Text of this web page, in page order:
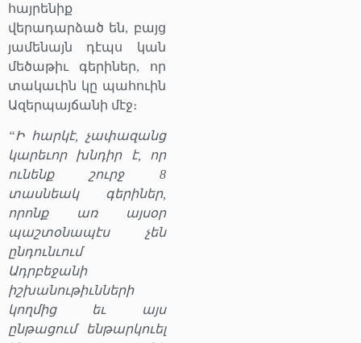
հայրենիք
վերադարձած են, բայց
յամենայն դէպս կան
մեծաթիւ գերիներ, որ
տակաւին կը պահուին
Ազերպայճանի մէջ։
“Ի հարկէ, չափազանց
կարեւոր խնդիր է, որ
ունենք շուրջ 8
տասնեակ գերիներ,
որոնք առ այսօր
պաշտօնապէս չեն
ընդունւում
Ադրբեջանի
իշխանութիւնների
կողմից եւ այս
ընթացում ենթարկուել